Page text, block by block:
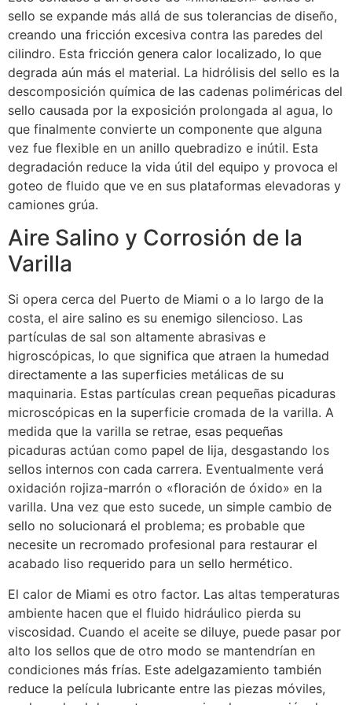
sello se expande más allá de sus tolerancias de diseño,
creando una fricción excesiva contra las paredes del
cilindro. Esta fricción genera calor localizado, lo que
degrada aún más el material. La hidrólisis del sello es la
descomposición química de las cadenas poliméricas del
sello causada por la exposición prolongada al agua, lo
que finalmente convierte un componente que alguna
vez fue flexible en un anillo quebradizo e inútil. Esta
degradación reduce la vida útil del equipo y provoca el
goteo de fluido que ve en sus plataformas elevadoras y
camiones grúa.
Aire Salino y Corrosión de la
Varilla
Si opera cerca del Puerto de Miami o a lo largo de la
costa, el aire salino es su enemigo silencioso. Las
partículas de sal son altamente abrasivas e
higroscópicas, lo que significa que atraen la humedad
directamente a las superficies metálicas de su
maquinaria. Estas partículas crean pequeñas picaduras
microscópicas en la superficie cromada de la varilla. A
medida que la varilla se retrae, esas pequeñas
picaduras actúan como papel de lija, desgastando los
sellos internos con cada carrera. Eventualmente verá
oxidación rojiza-marrón o «floración de óxido» en la
varilla. Una vez que esto sucede, un simple cambio de
sello no solucionará el problema; es probable que
necesite un recromado profesional para restaurar el
acabado liso requerido para un sello hermético.
El calor de Miami es otro factor. Las altas temperaturas
ambiente hacen que el fluido hidráulico pierda su
viscosidad. Cuando el aceite se diluye, puede pasar por
alto los sellos que de otro modo se mantendrían en
condiciones más frías. Este adelgazamiento también
reduce la película lubricante entre las piezas móviles,